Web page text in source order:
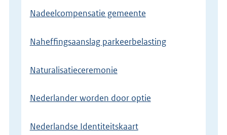
Nadeelcompensatie gemeente
Naheffingsaanslag parkeerbelasting
Naturalisatieceremonie
Nederlander worden door optie
Nederlandse Identiteitskaart